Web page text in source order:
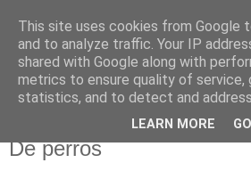
El pisapapeles
Páginas de un escritor rural
viernes, 16 de noviembre de 2018
De perros
This site uses cookies from Google
and to analyze traffic. Your IP
shared with Google along with
metrics to ensure quality of service,
statistics, and to detect and
LEARN MORE